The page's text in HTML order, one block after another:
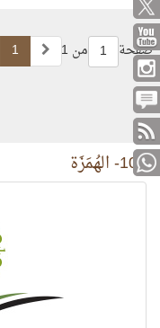
صفحة 1 من 1 1
104- الهُمَزَة